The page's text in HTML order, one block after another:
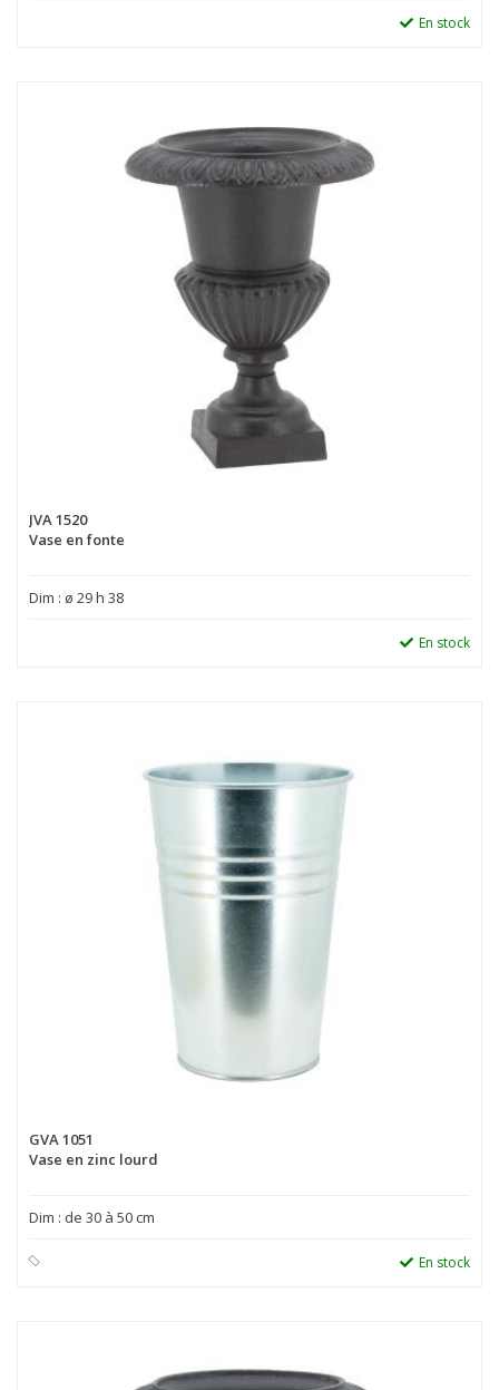
En stock
JVA 1520
Vase en fonte
Dim : ø 29 h 38
En stock
GVA 1051
Vase en zinc lourd
Dim : de 30 à 50 cm
En stock